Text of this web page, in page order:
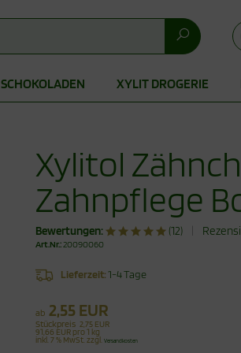
SCHOKOLADEN XYLIT DROGERIE
Xylitol
Zahnpflege
Bewertungen: (12)
Art.Nr.: 20090060
Lieferzeit:1-4 Tage
ab 2,55 EUR
Stückpreis 2,75 EUR
91,66 EUR pro 1 kg
inkl. 7 % MwSt. zzgl. Versandkosten